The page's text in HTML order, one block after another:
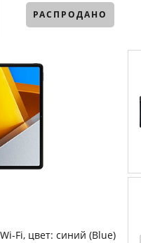
РАСПРОДАНО
Fi, цвет: синий (Blue)